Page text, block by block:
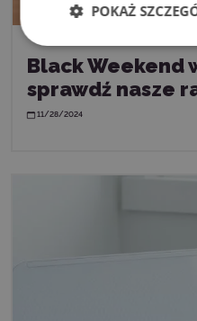
Black Weekend
sprawdź nasze
11/28/2024
POKAŻ